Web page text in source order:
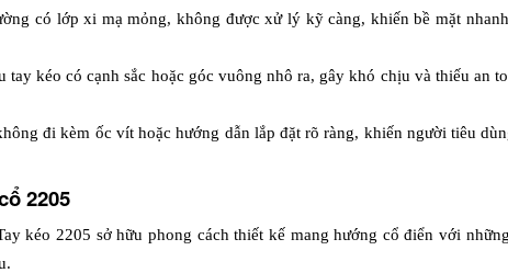
có lớp xi mạ mỏng, không được xử lý kỹ càng, khiến bề mặt
tay kéo có cạnh sắc hoặc góc vuông nhô ra, gây khó chịu và thiếu an
đi kèm ốc vít hoặc hướng dẫn lắp đặt rõ ràng, khiến người tiêu
2205
kéo 2205 sở hữu phong cách thiết kế mang hướng cổ điển với